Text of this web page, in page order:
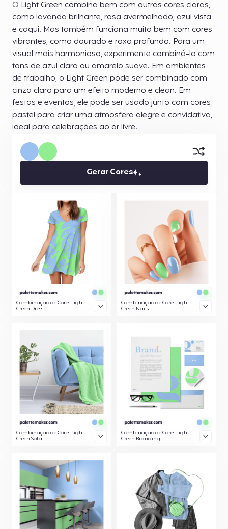
O Light Green combina bem com outras cores claras,
como lavanda brilhante, rosa avermelhado, azul vista
e caqui. Mas também funciona muito bem com cores
vibrantes, como dourado e roxo profundo. Para um
visual mais harmonioso, experimente combiná-lo com
tons de azul claro ou amarelo suave. Em ambientes
de trabalho, o Light Green pode ser combinado com
cinza claro para um efeito moderno e clean. Em
festas e eventos, ele pode ser usado junto com cores
pastel para criar uma atmosfera alegre e convidativa,
ideal para celebrações ao ar livre.
Gerar Cores
Combinação de Cores Light
Green Dress
Combinação de Cores Light
Green Nails
Combinação de Cores Light
Green Sofa
Combinação de Cores Light
Green Branding